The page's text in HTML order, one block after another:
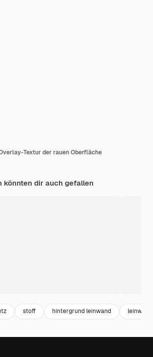
Textur der rauen Oberfläche
könnten dir auch gefallen
stoff hintergrund leinwand